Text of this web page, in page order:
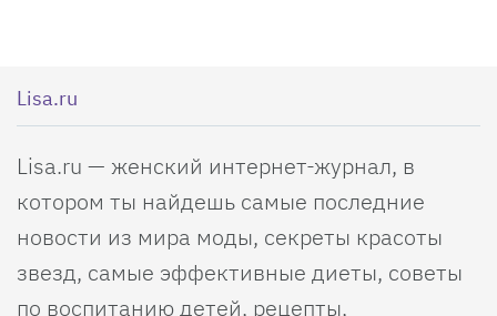
Lisa.ru
Lisa.ru — женский интернет-журнал, в
котором ты найдешь самые последние
новости из мира моды, секреты красоты
звезд, самые эффективные диеты, советы
по воспитанию детей, рецепты,